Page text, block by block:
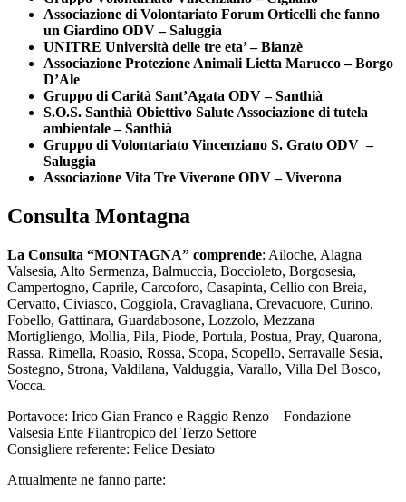
Associazione di Volontariato Forum Orticelli che fanno
un Giardino ODV – Saluggia
UNITRE Università delle tre eta’ – Bianzè
Associazione Protezione Animali Lietta Marucco – Borgo
D’Ale
Gruppo di Carità Sant’Agata ODV – Santhià
S.O.S. Santhià Obiettivo Salute Associazione di tutela
ambientale – Santhià
Gruppo di Volontariato Vincenziano S. Grato ODV –
Saluggia
Associazione Vita Tre Viverone ODV – Viverona
Consulta Montagna
La Consulta “MONTAGNA” comprende: Ailoche, Alagna
Valsesia, Alto Sermenza, Balmuccia, Boccioleto, Borgosesia,
Campertogno, Caprile, Carcoforo, Casapinta, Cellio con Breia,
Cervatto, Civiasco, Coggiola, Cravagliana, Crevacuore, Curino,
Fobello, Gattinara, Guardabosone, Lozzolo, Mezzana
Mortigliengo, Mollia, Pila, Piode, Portula, Postua, Pray, Quarona,
Rassa, Rimella, Roasio, Rossa, Scopa, Scopello, Serravalle Sesia,
Sostegno, Strona, Valdilana, Valduggia, Varallo, Villa Del Bosco,
Vocca.
Portavoce: Irico Gian Franco e Raggio Renzo – Fondazione
Valsesia Ente Filantropico del Terzo Settore
Consigliere referente: Felice Desiato
Attualmente ne fanno parte: